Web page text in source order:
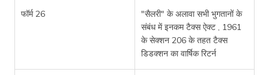
फॉर्म 26
"सैलरी" के अलावा सभी भुगतानों के
संबंध में इनकम टैक्स ऐक्ट , 1961
के सेक्शन 206 के तहत टैक्स
डिडक्शन का वार्षिक रिटर्न